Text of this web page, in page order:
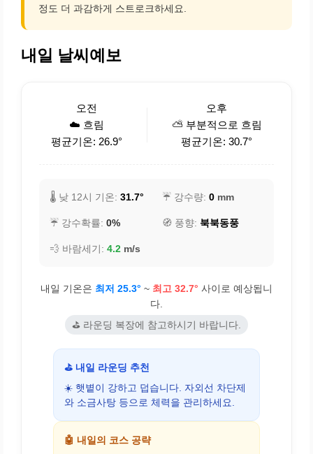
정도 더 과감하게 스트로크하세요.
내일 날씨예보
오전
☁️ 흐림
평균기온: 26.9°
오후
⛅ 부분적으로 흐림
평균기온: 30.7°
🌡️ 낮 12시 기온: 31.7° ☔ 강수량: 0 mm
☔ 강수확률: 0% 🧭 풍향: 북북동풍
💨 바람세기: 4.2 m/s
내일 기온은 최저 25.3° ~ 최고 32.7° 사이로 예상됩니
다.
⛳ 라운딩 복장에 참고하시기 바랍니다.
⛳ 내일 라운딩 추천
☀️ 햇볕이 강하고 덥습니다. 자외선 차단제
와 소금사탕 등으로 체력을 관리하세요.
🤖 내일의 코스 공략